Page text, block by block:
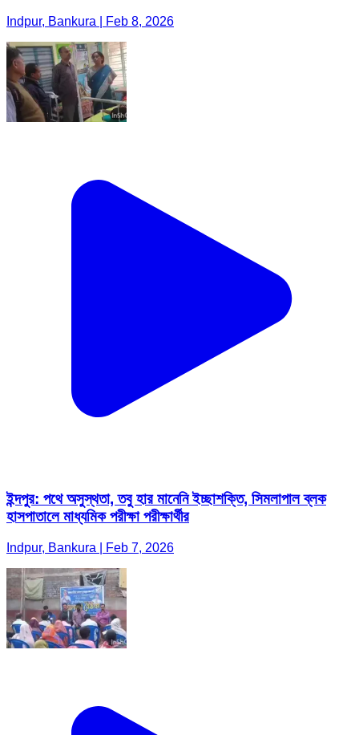
Indpur, Bankura | Feb 8, 2026
ইন্দপুর: পথে অসুস্থতা, তবু হার মানেনি ইচ্ছাশক্তি, সিমলাপাল ব্লক
হাসপাতালে মাধ্যমিক পরীক্ষা পরীক্ষার্থীর
Indpur, Bankura | Feb 7, 2026